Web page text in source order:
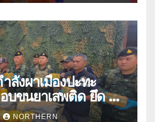
ลังผาเมืองปะทะ
บขนยาเสพติด ยึด 2
NORTHERN